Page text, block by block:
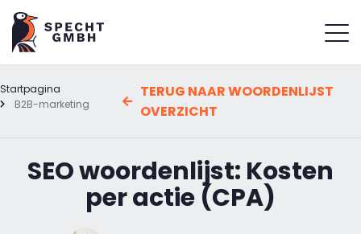
Startpagina
B2B-marketing
TERUG NAAR WOORDENLIJST
OVERZICHT
SEO woordenlijst: Kosten
per actie (CPA)